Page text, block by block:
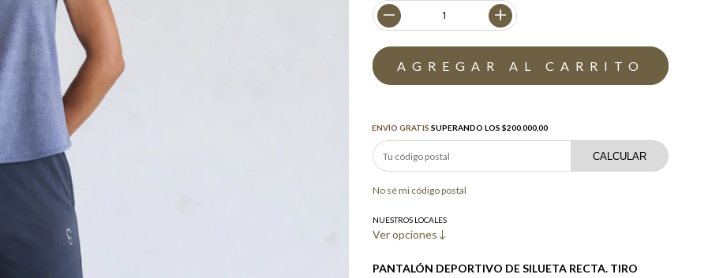
ENVÍO GRATIS SUPERANDO LOS$200.000,00
CALCULAR
No sé mi código postal
NUESTROS LOCALES
Ver opciones
PANTALÓN DEPORTIVO DE SILUETA RECTA. TIRO